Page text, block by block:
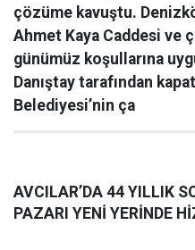
çözüme kavuştu.
Ahmet Kaya Caddesi ve
günümüz koşullarına
Danıştay tarafından
Belediyesi’nin ça
AVCILAR’DA 44 YILLIK
PAZARI YENİ YERİNDE